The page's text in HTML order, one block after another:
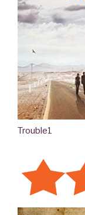
Trouble1